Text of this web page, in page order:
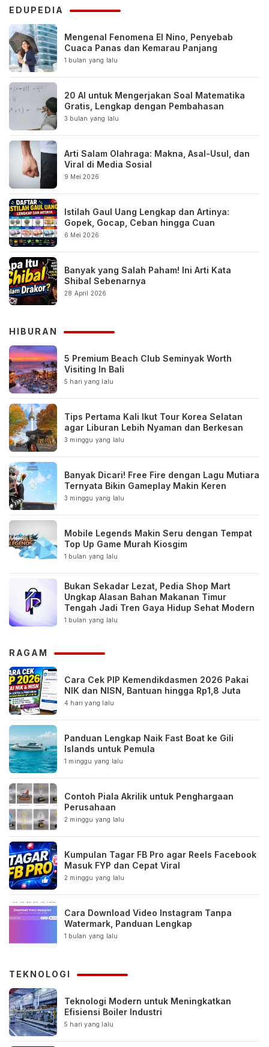
EDUPEDIA
Mengenal Fenomena El Nino, Penyebab
Cuaca Panas dan Kemarau Panjang
1 bulan yang lalu
20 AI untuk Mengerjakan Soal Matematika
Gratis, Lengkap dengan Pembahasan
3 bulan yang lalu
Arti Salam Olahraga: Makna, Asal-Usul, dan
Viral di Media Sosial
9 Mei 2026
Istilah Gaul Uang Lengkap dan Artinya:
Gopek, Gocap, Ceban hingga Cuan
6 Mei 2026
Banyak yang Salah Paham! Ini Arti Kata
Shibal Sebenarnya
28 April 2026
HIBURAN
5 Premium Beach Club Seminyak Worth
Visiting In Bali
5 hari yang lalu
Tips Pertama Kali Ikut Tour Korea Selatan
agar Liburan Lebih Nyaman dan Berkesan
3 minggu yang lalu
Banyak Dicari! Free Fire dengan Lagu Mutiara
Ternyata Bikin Gameplay Makin Keren
3 minggu yang lalu
Mobile Legends Makin Seru dengan Tempat
Top Up Game Murah Kiosgim
1 bulan yang lalu
Bukan Sekadar Lezat, Pedia Shop Mart
Ungkap Alasan Bahan Makanan Timur
Tengah Jadi Tren Gaya Hidup Sehat Modern
1 bulan yang lalu
RAGAM
Cara Cek PIP Kemendikdasmen 2026 Pakai
NIK dan NISN, Bantuan hingga Rp1,8 Juta
4 hari yang lalu
Panduan Lengkap Naik Fast Boat ke Gili
Islands untuk Pemula
1 minggu yang lalu
Contoh Piala Akrilik untuk Penghargaan
Perusahaan
2 minggu yang lalu
Kumpulan Tagar FB Pro agar Reels Facebook
Masuk FYP dan Cepat Viral
2 minggu yang lalu
Cara Download Video Instagram Tanpa
Watermark, Panduan Lengkap
1 bulan yang lalu
TEKNOLOGI
Teknologi Modern untuk Meningkatkan
Efisiensi Boiler Industri
5 hari yang lalu